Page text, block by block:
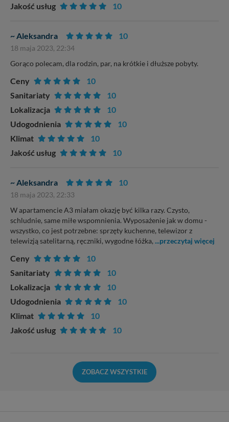
Jakość usług
10
~ Aleksandra 10
18 maja 2023, 22:34
Gorąco polecam, dla rodzin, par, na krótkie i dłuższe pobyty.
Ceny
10
Sanitariaty
10
Lokalizacja
10
Udogodnienia
10
Klimat
10
Jakość usług
10
~ Aleksandra 10
18 maja 2023, 22:33
W apartamencie A3 miałam okazję być kilka razy. Czysto,
schludnie, same miłe wspomnienia. Wyposażenie jak w domu -
wszystko, co jest potrzebne: sprzęty kuchenne, telewizor z
telewizją satelitarną, ręczniki, wygodne łóżka, ...przeczytaj więcej
Ceny
10
Sanitariaty
10
Lokalizacja
10
Udogodnienia
10
Klimat
10
Jakość usług
10
ZOBACZ WSZYSTKIE